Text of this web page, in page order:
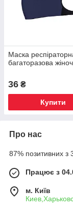
Маска
багаторазова
36 ₴
Купити
Про нас
87% позитивних з
Працює з
м. Київ